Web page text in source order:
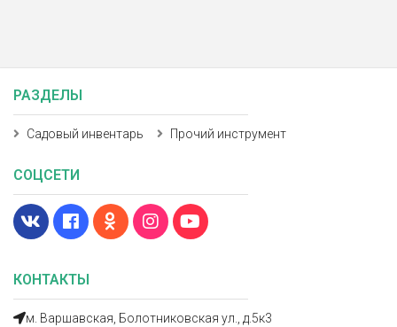
КОНТАКТЫ
м. Варшавская, Болотниковская ул., д.5к3
РАЗДЕЛЫ
Садовый инвентарь Прочий инструмент
СОЦСЕТИ